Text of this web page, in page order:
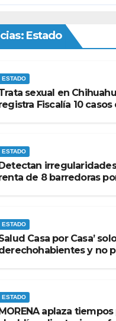
Estado
ESTADO
sexual en
Fiscalía 10 casos
ESTADO
de 8 barredoras
ESTADO
Casa por Casa’
y no
ESTADO
aplaza tiempos